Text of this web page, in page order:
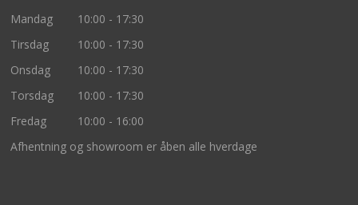
Mandag
10:00 - 17:30
Tirsdag
10:00 - 17:30
Onsdag
10:00 - 17:30
Torsdag
10:00 - 17:30
Fredag
10:00 - 16:00
Afhentning og showroom er åben alle hverdage